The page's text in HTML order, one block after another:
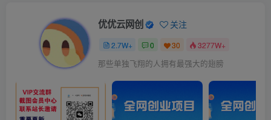
优优云网创 关注
2.7W+ 0 30 3277W+
那些单独飞翔的人拥有最强大的翅膀